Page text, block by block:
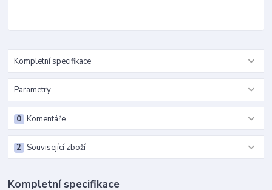
Kompletní specifikace
Parametry
Komentáře
0
Související zboží
2
Kompletní specifikace